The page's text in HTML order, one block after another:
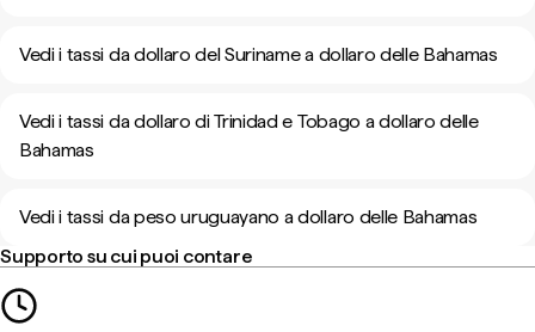
Vedi i tassi da dollaro del Suriname a dollaro delle Bahamas
Vedi i tassi da dollaro di Trinidad e Tobago a dollaro delle
Bahamas
Vedi i tassi da peso uruguayano a dollaro delle Bahamas
Supporto su cui puoi contare